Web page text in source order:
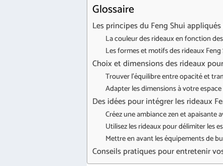
Glossaire
Les principes du Feng Shui
La couleur des rideaux en fonction
Les formes et motifs des rideaux Feng
Choix et dimensions des rideaux
Trouver l’équilibre entre opacité et
Adapter les dimensions à votre espace
Des idées pour intégrer les rideaux
Créez une ambiance zen et apaisante
Utilisez les rideaux pour délimiter les
Mettre en avant les équipements de
Conseils pratiques pour entretenir